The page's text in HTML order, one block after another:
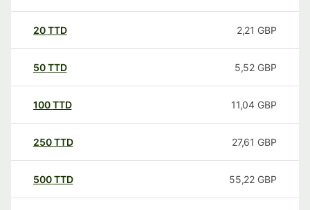
20TTD 2,21 GBP
50TTD 5,52 GBP
100TTD 11,04 GBP
250TTD 27,61 GBP
500TTD 55,22 GBP